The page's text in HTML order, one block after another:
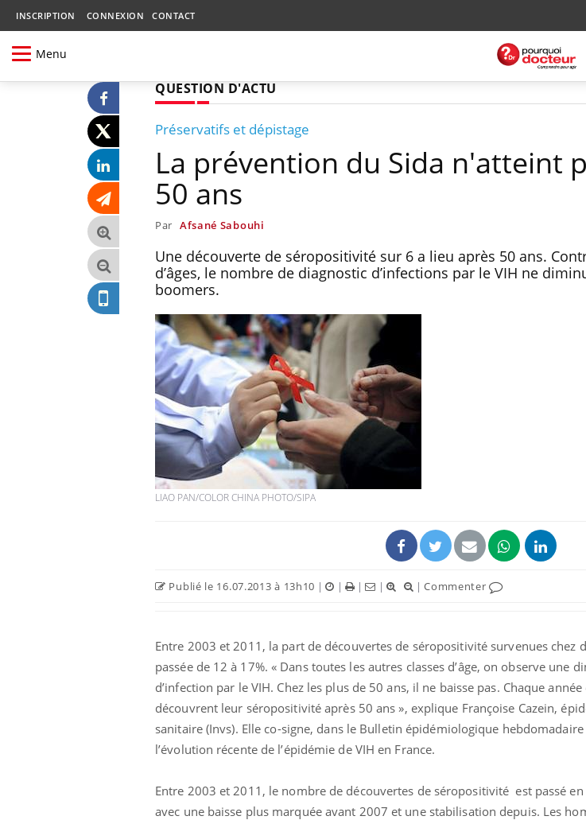
INSCRIPTION CONNEXION CONTACT
Menu
QUESTION D'ACTU
Préservatifs et dépistage
La prévention du Sida n'atteint
50 ans
Par Afsané Sabouhi
Une découverte de séropositivité sur 6 a lieu après 50 ans.
d’âges, le nombre de diagnostic d’infections par le VIH ne
boomers.
LIAO PAN/COLOR CHINA PHOTO/SIPA
Publié le 16.07.2013 à 13h10 | | | | |Commenter
Entre 2003 et 2011, la part de découvertes de séropositivité survenues chez
passée de 12 à 17%. « Dans toutes les autres classes d’âge, on observe
d’infection par le VIH. Chez les plus de 50 ans, il ne baisse pas. Chaque
découvrent leur séropositivité après 50 ans », explique Françoise Cazein,
sanitaire (Invs). Elle co-signe, dans le Bulletin épidémiologique
l’évolution récente de l’épidémie de VIH en France.
Entre 2003 et 2011, le nombre de découvertes de séropositivité est passé
avec une baisse plus marquée avant 2007 et une stabilisation depuis. Les
Grossesse à risque : ce jus
naturel attire l'attention
des chercheurs
Toujours connectés :
comment le travail
t-il dans le sud de la
France ?
Les médicaments GLP-1
protègent-ils aussi les os